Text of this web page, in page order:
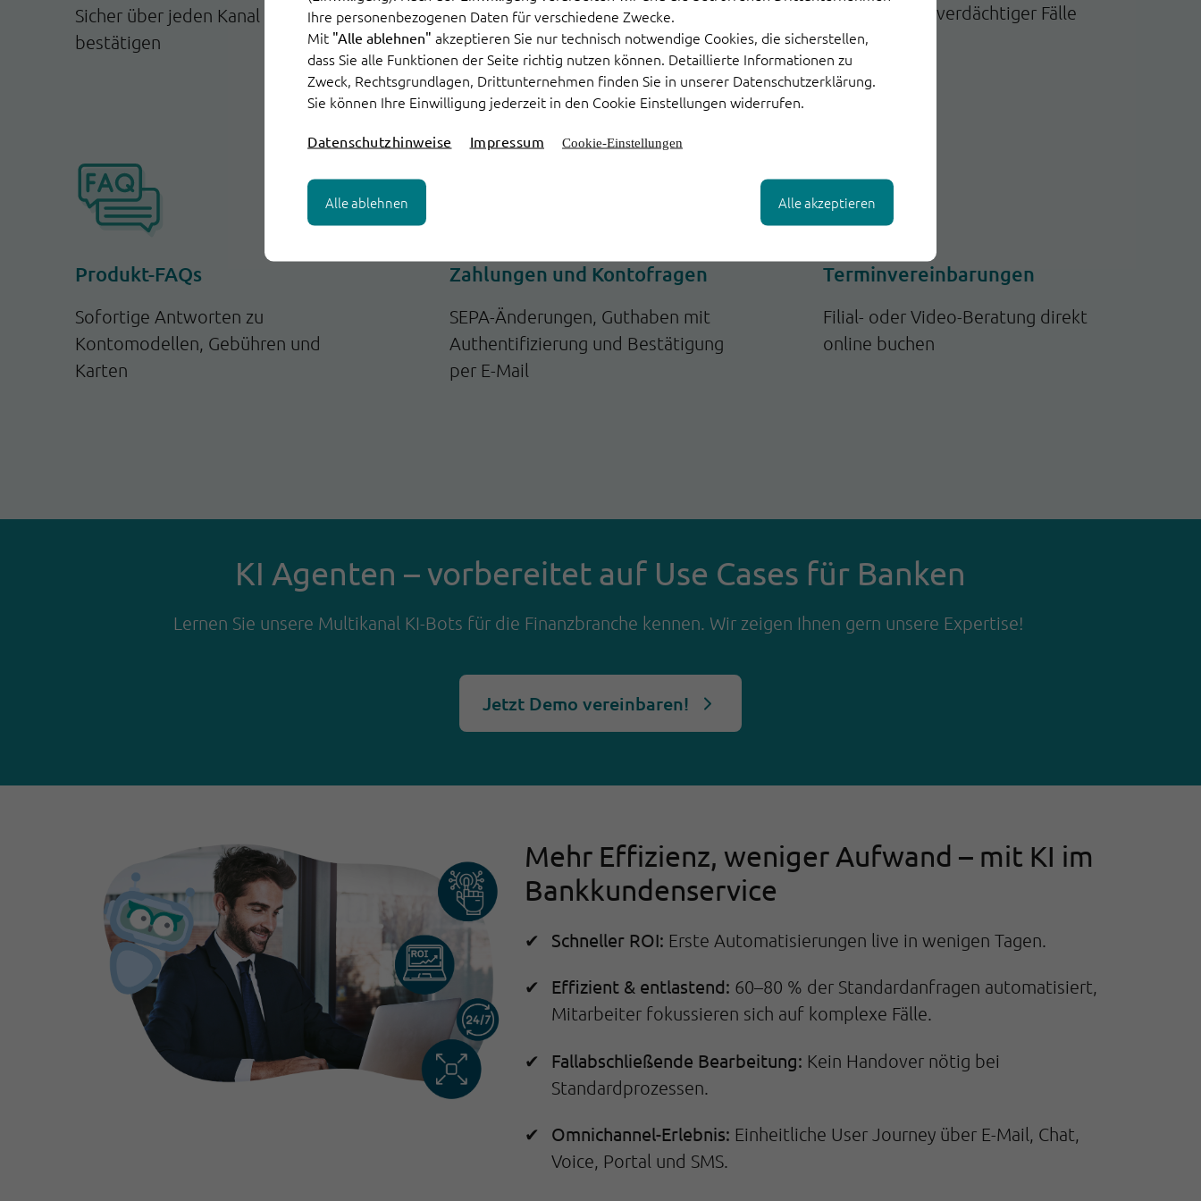
Ihre personenbezogenen Daten für verschiedene Zwecke.
Mit "Alle ablehnen" akzeptieren Sie nur technisch notwendige Cookies, die sicherstellen,
dass Sie alle Funktionen der Seite richtig nutzen können. Detaillierte Informationen zu
Zweck, Rechtsgrundlagen, Drittunternehmen finden Sie in unserer Datenschutzerklärung.
Sie können Ihre Einwilligung jederzeit in den Cookie Einstellungen widerrufen.
Datenschutzhinweise Impressum Cookie-Einstellungen
Alle ablehnen Alle akzeptieren
Sicher über jeden Kanal Identität
bestätigen
zur Antragstellung oder
Baufinanzierungen
Weiterleitung verdächtiger Fälle
Produkt-FAQs
Sofortige Antworten zu
Kontomodellen, Gebühren und
Karten
Zahlungen und Kontofragen
SEPA-Änderungen, Guthaben mit
Authentifizierung und Bestätigung
per E-Mail
Terminvereinbarungen
Filial- oder Video-Beratung direkt
online buchen
KI Agenten – vorbereitet auf Use Cases für Banken
Lernen Sie unsere Multikanal KI-Bots für die Finanzbranche kennen. Wir zeigen Ihnen gern unsere Expertise!
Jetzt Demo vereinbaren!
Mehr Effizienz, weniger Aufwand – mit KI im
Bankkundenservice
Schneller ROI: Erste Automatisierungen live in wenigen Tagen.
Effizient & entlastend: 60–80 % der Standardanfragen automatisiert,
Mitarbeiter fokussieren sich auf komplexe Fälle.
Fallabschließende Bearbeitung: Kein Handover nötig bei
Standardprozessen.
Omnichannel-Erlebnis: Einheitliche User Journey über E-Mail, Chat,
Voice, Portal und SMS.